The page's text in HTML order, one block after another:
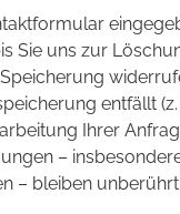
Sie uns zur
entfällt
Ihrer
–
– bleiben unberührt.